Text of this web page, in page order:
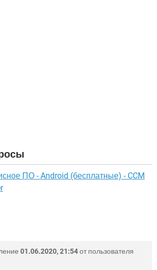
ПО - Android (бесплатные) - CCM
01.06.2020, 21:54от пользователя